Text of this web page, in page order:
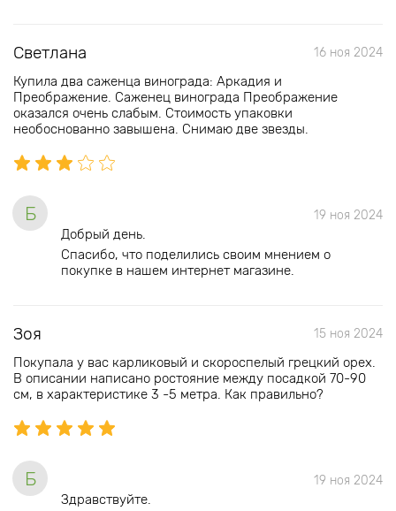
Светлана 16 ноя 2024
Купила два саженца винограда: Аркадия и
Преображение. Саженец винограда Преображение
оказался очень слабым. Стоимость упаковки
необоснованно завышена. Снимаю две звезды.
Б 19 ноя 2024
Добрый день.
Спасибо, что поделились своим мнением о
покупке в нашем интернет магазине.
Зоя 15 ноя 2024
Покупала у вас карликовый и скороспелый грецкий орех.
В описании написано ростояние между посадкой 70-90
см, в характеристике 3 -5 метра. Как правильно?
Б 19 ноя 2024
Здравствуйте.